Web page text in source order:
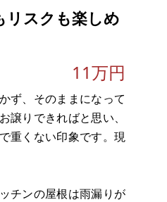
リスクも楽しめ
11万円
ず、そのままになって
りできればと思い、
重くない印象です。現
チンの屋根は雨漏りが